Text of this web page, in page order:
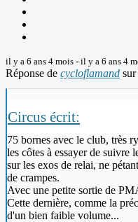
il y a 6 ans 4 mois - il y a 6 ans 4
Réponse de cycloflamand
Circus écrit:
75 bornes avec le club, très
les côtes à essayer de suivre
sur les exos de relai, ne
de crampes.
Avec une petite sortie de
Cette dernière, comme la
d'un bien faible volume...